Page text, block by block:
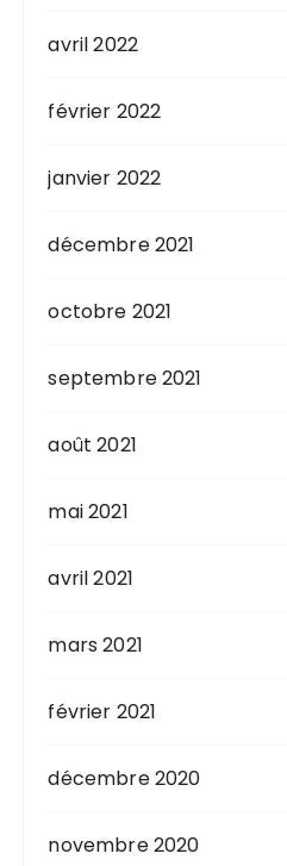
avril 2022
février 2022
janvier 2022
décembre 2021
octobre 2021
septembre 2021
août 2021
mai 2021
avril 2021
mars 2021
février 2021
décembre 2020
novembre 2020